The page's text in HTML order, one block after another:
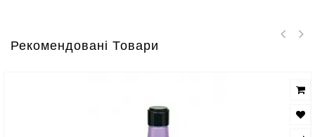
Рекомендовані Товари